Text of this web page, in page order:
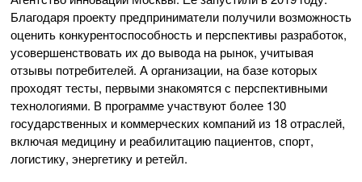
Благодаря проекту предприниматели получили возможность
оценить конкурентоспособность и перспективы разработок,
усовершенствовать их до вывода на рынок, учитывая
отзывы потребителей. А организации, на базе которых
проходят тесты, первыми знакомятся с перспективными
технологиями. В программе участвуют более 130
государственных и коммерческих компаний из 18 отраслей,
включая медицину и реабилитацию пациентов, спорт,
логистику, энергетику и ретейл.